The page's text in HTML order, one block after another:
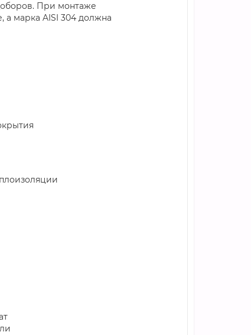
При монтаже
а марка AISI 304 должна